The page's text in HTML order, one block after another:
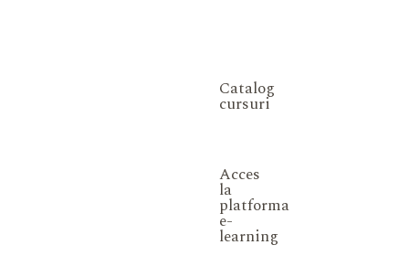
Catalog
cursuri
Acces
la
platforma
e-
learning